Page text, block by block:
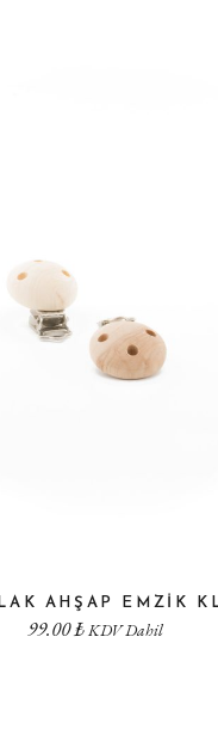
AHŞAP EMZIK
99.00₺KDV Dahil